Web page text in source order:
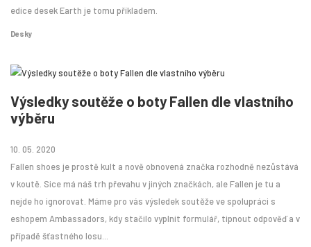
edice desek Earth je tomu příkladem.
Desky
Výsledky soutěže o boty Fallen dle vlastního
výběru
10. 05. 2020
Fallen shoes je prostě kult a nově obnovená značka rozhodně nezůstává
v koutě. Sice má náš trh převahu v jiných značkách, ale Fallen je tu a
nejde ho ignorovat. Máme pro vás výsledek soutěže ve spolupráci s
eshopem Ambassadors, kdy stačilo vyplnit formulář, tipnout odpověď a v
případě šťastného losu...